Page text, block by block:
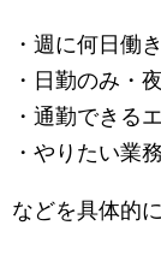
・週に何日働
・日勤のみ・
・通勤できる
・やりたい業
などを具体的